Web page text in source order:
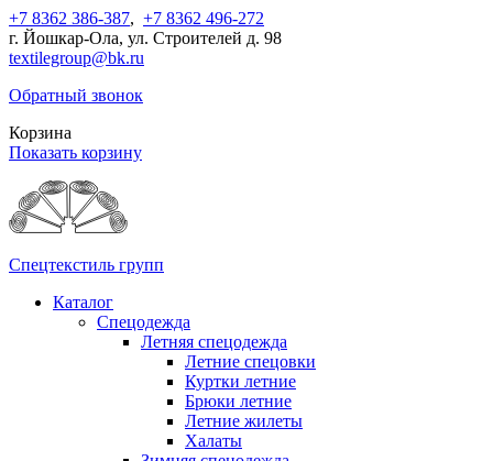
+7 8362 386-387, +7 8362 496-272
г. Йошкар-Ола, ул. Строителей д. 98
textilegroup@bk.ru
Обратный звонок
Корзина
Показать корзину
Спецтекстиль групп
Каталог
Спецодежда
Летняя спецодежда
Летние спецовки
Куртки летние
Брюки летние
Летние жилеты
Халаты